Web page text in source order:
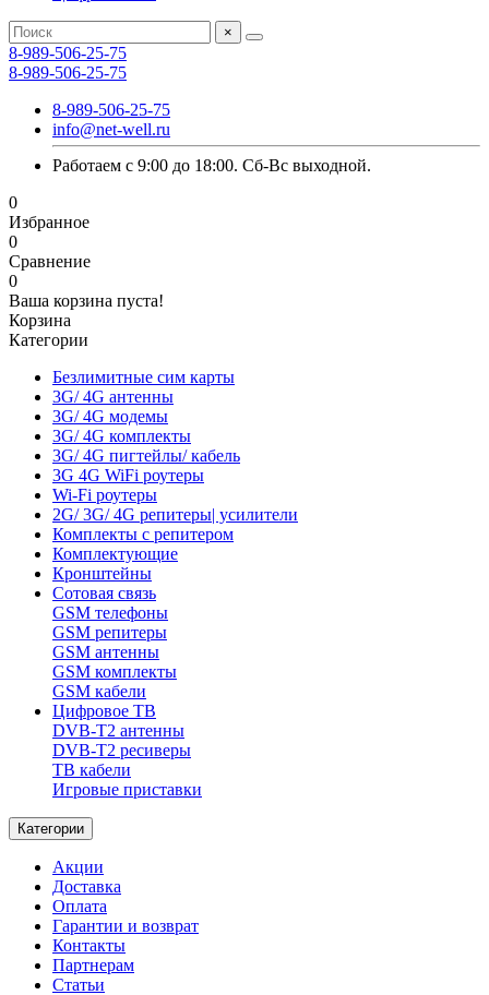
×
8-989-506-25-75
8-989-506-25-75
8-989-506-25-75
info@net-well.ru
Работаем с 9:00 до 18:00. Сб-Вс выходной.
0
Избранное
0
Сравнение
0
Ваша корзина пуста!
Корзина
Категории
Безлимитные сим карты
3G/ 4G антенны
3G/ 4G модемы
3G/ 4G комплекты
3G/ 4G пигтейлы/ кабель
3G 4G WiFi роутеры
Wi-Fi роутеры
2G/ 3G/ 4G репитеры| усилители
Комплекты с репитером
Комплектующие
Кронштейны
Сотовая связь
GSM телефоны
GSM репитеры
GSM антенны
GSM комплекты
GSM кабели
Цифровое ТВ
DVB-T2 антенны
DVB-T2 ресиверы
ТВ кабели
Игровые приставки
Категории
Акции
Доставка
Оплата
Гарантии и возврат
Контакты
Партнерам
Статьи